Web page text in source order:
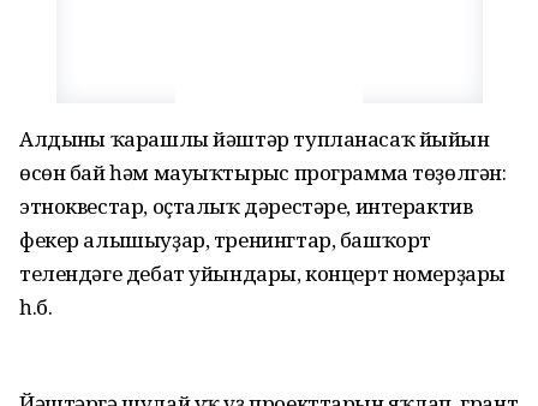
Алдынғы ҡарашлы йәштәр тупланасаҡ йыйын
өсөн бай һәм мауыҡтырғыс программа төҙөлгән:
этноквестар, оҫталыҡ дәрестәре, интерактив
фекер алышыуҙар, тренингтар, башҡорт
телендәге дебат уйындары, концерт номерҙары
һ.б.